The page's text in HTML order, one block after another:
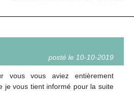
posté le 10-10-2019
vous vous aviez entièrement
je vous tient informé pour la suite